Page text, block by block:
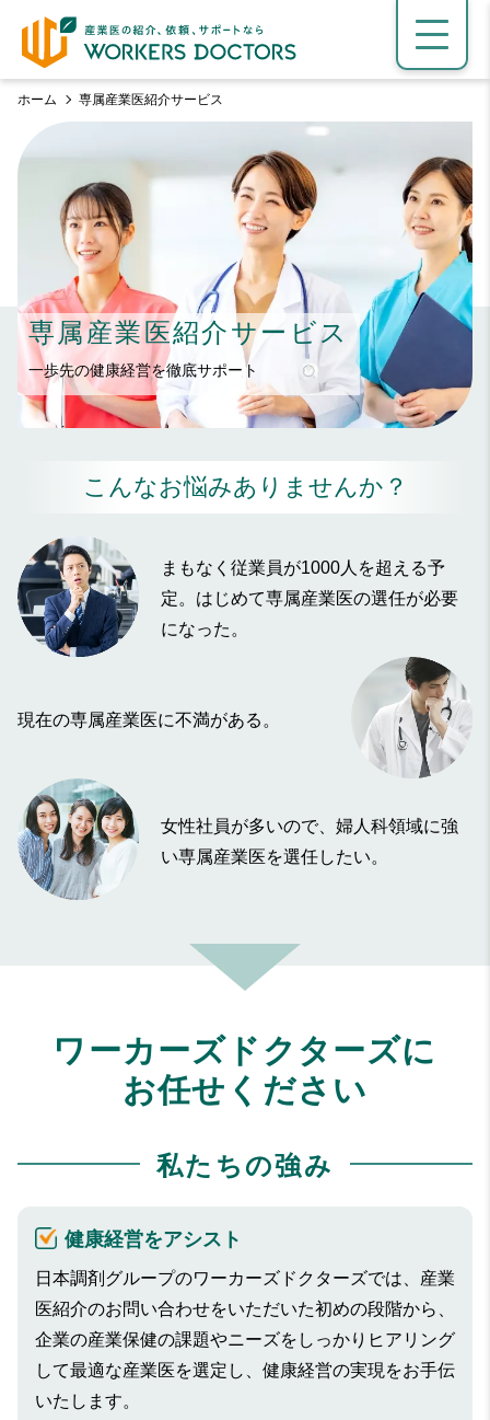
ホーム 専属産業医紹介サービス
専属産業医紹介サービス
一歩先の健康経営を徹底サポート
こんなお悩みありませんか？
まもなく従業員が1000人を超える予
定。はじめて専属産業医の選任が必要
になった。
現在の専属産業医に不満がある。
女性社員が多いので、婦人科領域に強
い専属産業医を選任したい。
ワーカーズドクターズに
お任せください
私たちの強み
健康経営をアシスト
日本調剤グループのワーカーズドクターズでは、産業
医紹介のお問い合わせをいただいた初めの段階から、
企業の産業保健の課題やニーズをしっかりヒアリング
して最適な産業医を選定し、健康経営の実現をお手伝
いたします。